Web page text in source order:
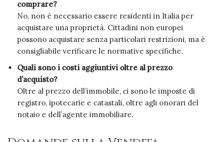
comprare?
No, non è necessario essere residenti in Italia per
acquistare una proprietà. Cittadini non europei
possono acquistare senza particolari restrizioni, ma è
consigliabile verificare le normative specifiche.
Quali sono i costi aggiuntivi oltre al prezzo
d’acquisto?
Oltre al prezzo dell’immobile, ci sono le imposte di
registro, ipotecarie e catastali, oltre agli onorari del
notaio e dell’agente immobiliare.